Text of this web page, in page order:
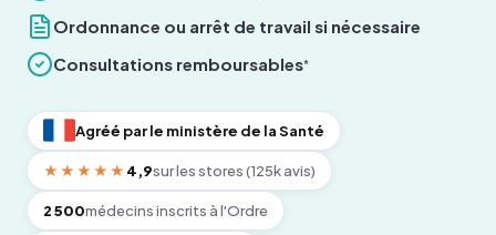
Ordonnance ou arrêt de travail si nécessaire
Consultations remboursables*
Agréé par le ministère de la Santé
★★★★★ 4,9sur les stores (125k avis)
2 500médecins inscrits à l'Ordre